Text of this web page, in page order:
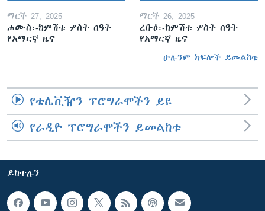
ማርች 27, 2025
ሐሙስ፡-ከምሽቱ ሦስት ሰዓት
የአማርኛ ዜና
ማርች 26, 2025
ረቡዕ፡-ከምሽቱ ሦስት ሰዓት
የአማርኛ ዜና
ሁሉንም ክፍሎች ይመልከቱ
የቴሌቪዥን ፕሮግራሞችን ይዩ
የራዲዮ ፕሮግራሞችን ይመልከቱ
ይከተሉን